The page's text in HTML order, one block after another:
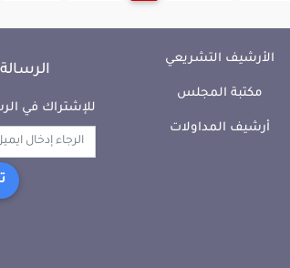
الأرشيف التشريعي
مكتبة المجلس
أرشيف المداولات
الرسالة
للإشتراك في